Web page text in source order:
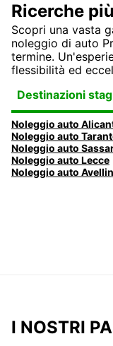
Ricerche
Scopri una vasta
noleggio di auto
termine.
flessibilità ed
Destinazioni
Noleggio auto
Noleggio auto
Noleggio auto
Noleggio auto Lecce
Noleggio auto
I NOSTRI